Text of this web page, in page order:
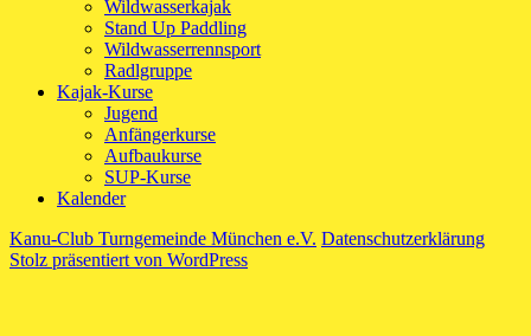
Wildwasserkajak
Stand Up Paddling
Wildwasserrennsport
Radlgruppe
Kajak-Kurse
Jugend
Anfängerkurse
Aufbaukurse
SUP-Kurse
Kalender
Kanu-Club Turngemeinde München e.V. Datenschutzerklärung
Stolz präsentiert von WordPress